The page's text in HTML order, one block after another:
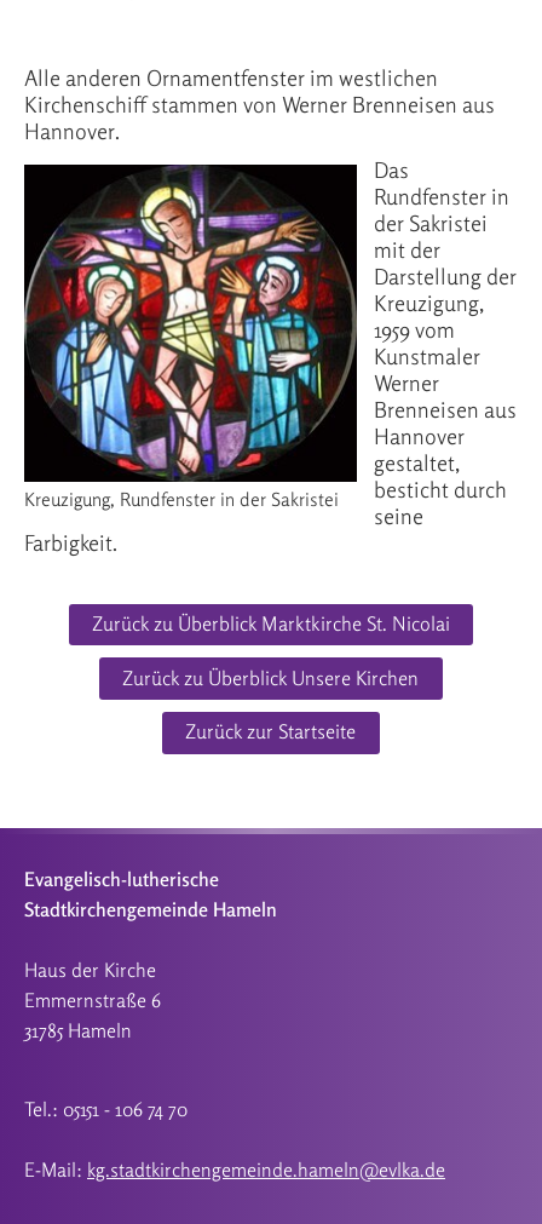
Alle anderen Ornamentfenster im westlichen
Kirchenschiff stammen von Werner Brenneisen aus
Hannover.
Kreuzigung, Rundfenster in der Sakristei
Das
Rundfenster in
der Sakristei
mit der
Darstellung der
Kreuzigung,
1959 vom
Kunstmaler
Werner
Brenneisen aus
Hannover
gestaltet,
besticht durch
seine
Farbigkeit.
Zurück zu Überblick Marktkirche St. Nicolai
Zurück zu Überblick Unsere Kirchen
Zurück zur Startseite
Evangelisch-lutherische
Stadtkirchengemeinde Hameln
Haus der Kirche
Emmernstraße 6
31785 Hameln
Tel.: 05151 - 106 74 70
E-Mail: kg.stadtkirchengemeinde.hameln@evlka.de